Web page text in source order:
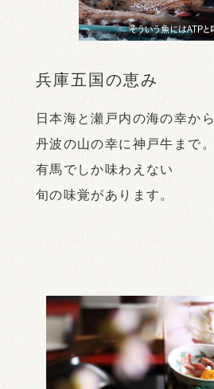
兵庫五国の恵み
日本海と瀬戸内の海の幸から
丹波の山の幸に神戸牛まで。
有馬でしか味わえない
旬の味覚があります。